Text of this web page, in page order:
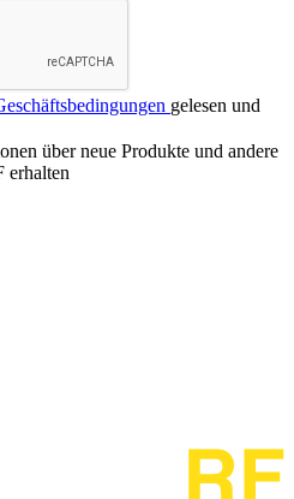
gelesen und
über neue Produkte und andere
erhalten